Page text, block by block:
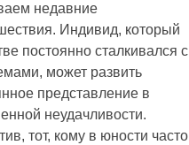
недавние
Индивид, который
постоянно сталкивался с
может развить
представление в
неудачливости.
тот, кому в юности часто